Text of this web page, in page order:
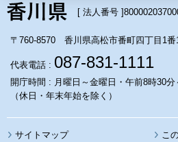
[ 法人番号 ]
〒760-8570 香川県高松市番町四丁目1番
代表電話 : 087-831-1111
開庁時間 : 月曜日～金曜日・午前8時30分
（休日・年末年始を除く）
サイトマップ こ